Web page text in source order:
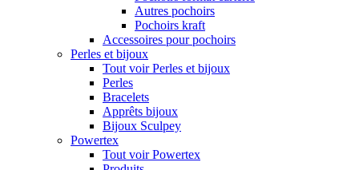
Autres pochoirs
Pochoirs kraft
Accessoires pour pochoirs
Perles et bijoux
Tout voir Perles et bijoux
Perles
Bracelets
Apprêts bijoux
Bijoux Sculpey
Powertex
Tout voir Powertex